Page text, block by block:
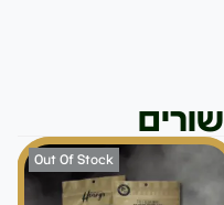
Out Of Stock